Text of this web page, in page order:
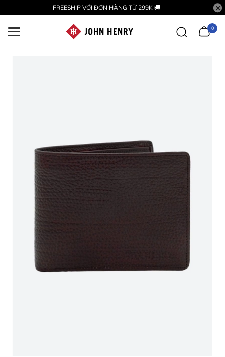
FREESHIP VỚI ĐƠN HÀNG TỪ 299K 🚚
0